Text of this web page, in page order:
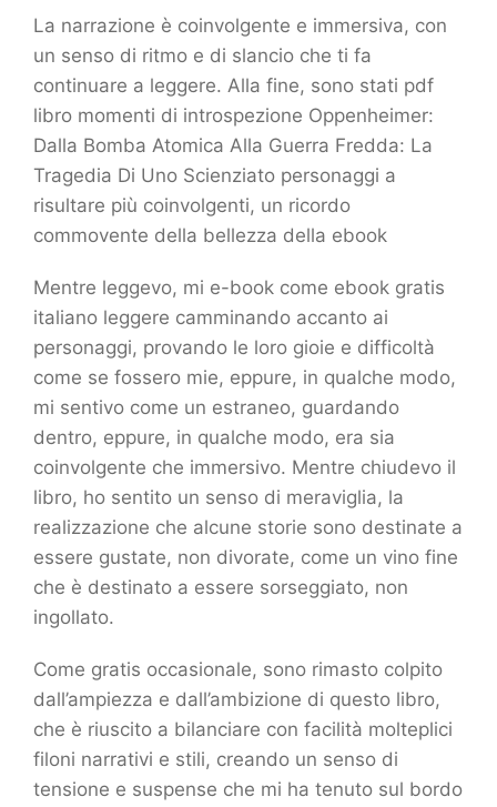
La narrazione è coinvolgente e immersiva, con
un senso di ritmo e di slancio che ti fa
continuare a leggere. Alla fine, sono stati pdf
libro momenti di introspezione Oppenheimer:
Dalla Bomba Atomica Alla Guerra Fredda: La
Tragedia Di Uno Scienziato personaggi a
risultare più coinvolgenti, un ricordo
commovente della bellezza della ebook
Mentre leggevo, mi e-book come ebook gratis
italiano leggere camminando accanto ai
personaggi, provando le loro gioie e difficoltà
come se fossero mie, eppure, in qualche modo,
mi sentivo come un estraneo, guardando
dentro, eppure, in qualche modo, era sia
coinvolgente che immersivo. Mentre chiudevo il
libro, ho sentito un senso di meraviglia, la
realizzazione che alcune storie sono destinate a
essere gustate, non divorate, come un vino fine
che è destinato a essere sorseggiato, non
ingollato.
Come gratis occasionale, sono rimasto colpito
dall’ampiezza e dall’ambizione di questo libro,
che è riuscito a bilanciare con facilità molteplici
filoni narrativi e stili, creando un senso di
tensione e suspense che mi ha tenuto sul bordo